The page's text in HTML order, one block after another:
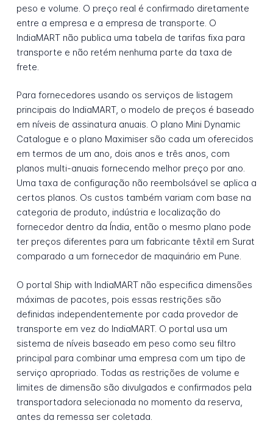
peso e volume. O preço real é confirmado diretamente
entre a empresa e a empresa de transporte. O
IndiaMART não publica uma tabela de tarifas fixa para
transporte e não retém nenhuma parte da taxa de
frete.
Para fornecedores usando os serviços de listagem
principais do IndiaMART, o modelo de preços é baseado
em níveis de assinatura anuais. O plano Mini Dynamic
Catalogue e o plano Maximiser são cada um oferecidos
em termos de um ano, dois anos e três anos, com
planos multi-anuais fornecendo melhor preço por ano.
Uma taxa de configuração não reembolsável se aplica a
certos planos. Os custos também variam com base na
categoria de produto, indústria e localização do
fornecedor dentro da Índia, então o mesmo plano pode
ter preços diferentes para um fabricante têxtil em Surat
comparado a um fornecedor de maquinário em Pune.
O portal Ship with IndiaMART não especifica dimensões
máximas de pacotes, pois essas restrições são
definidas independentemente por cada provedor de
transporte em vez do IndiaMART. O portal usa um
sistema de níveis baseado em peso como seu filtro
principal para combinar uma empresa com um tipo de
serviço apropriado. Todas as restrições de volume e
limites de dimensão são divulgados e confirmados pela
transportadora selecionada no momento da reserva,
antes da remessa ser coletada.